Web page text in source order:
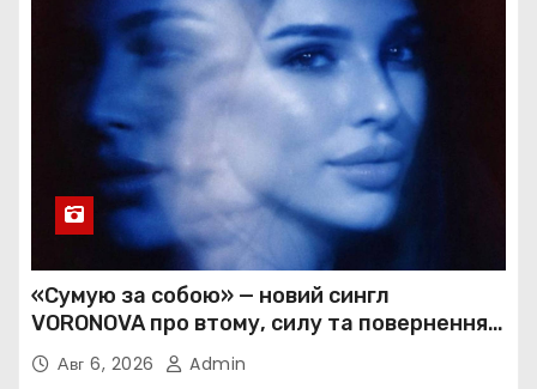
«Сумую за собою» — новий сингл
VORONOVA про втому, силу та повернення
до себе
Авг 6, 2026 Admin